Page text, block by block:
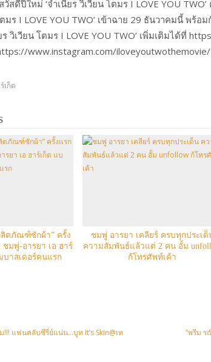
สดีปีใหม่ ‘จำเนียร วิเวียน โตมร I LOVE YOU TWO’
ตมร I LOVE YOU TWO’ เข้าฉาย 29 ธันวาคมนี้ พ
ร วิเวียน โตมร I LOVE YOU TWO’ เพิ่มเติมได้ที่
www.instagram.com/iloveyoutwothemovie/
เก็ต
ตภัณฑ์ซักผ้า” ครั้ง
มพู่-อารยา เอ ฮาร์
บาสเดอร์คนแรก
ชมพู่ อารยา เคลียร์ ครบทุกประเด็
ความสัมพันธ์แล้วแต่ 2 คน อั้ม
ก้โทรศัพท์เค้า
แฟนคลับซีรี่ย์แน่น…บูท It’s Skin@เท
“พรีม ร